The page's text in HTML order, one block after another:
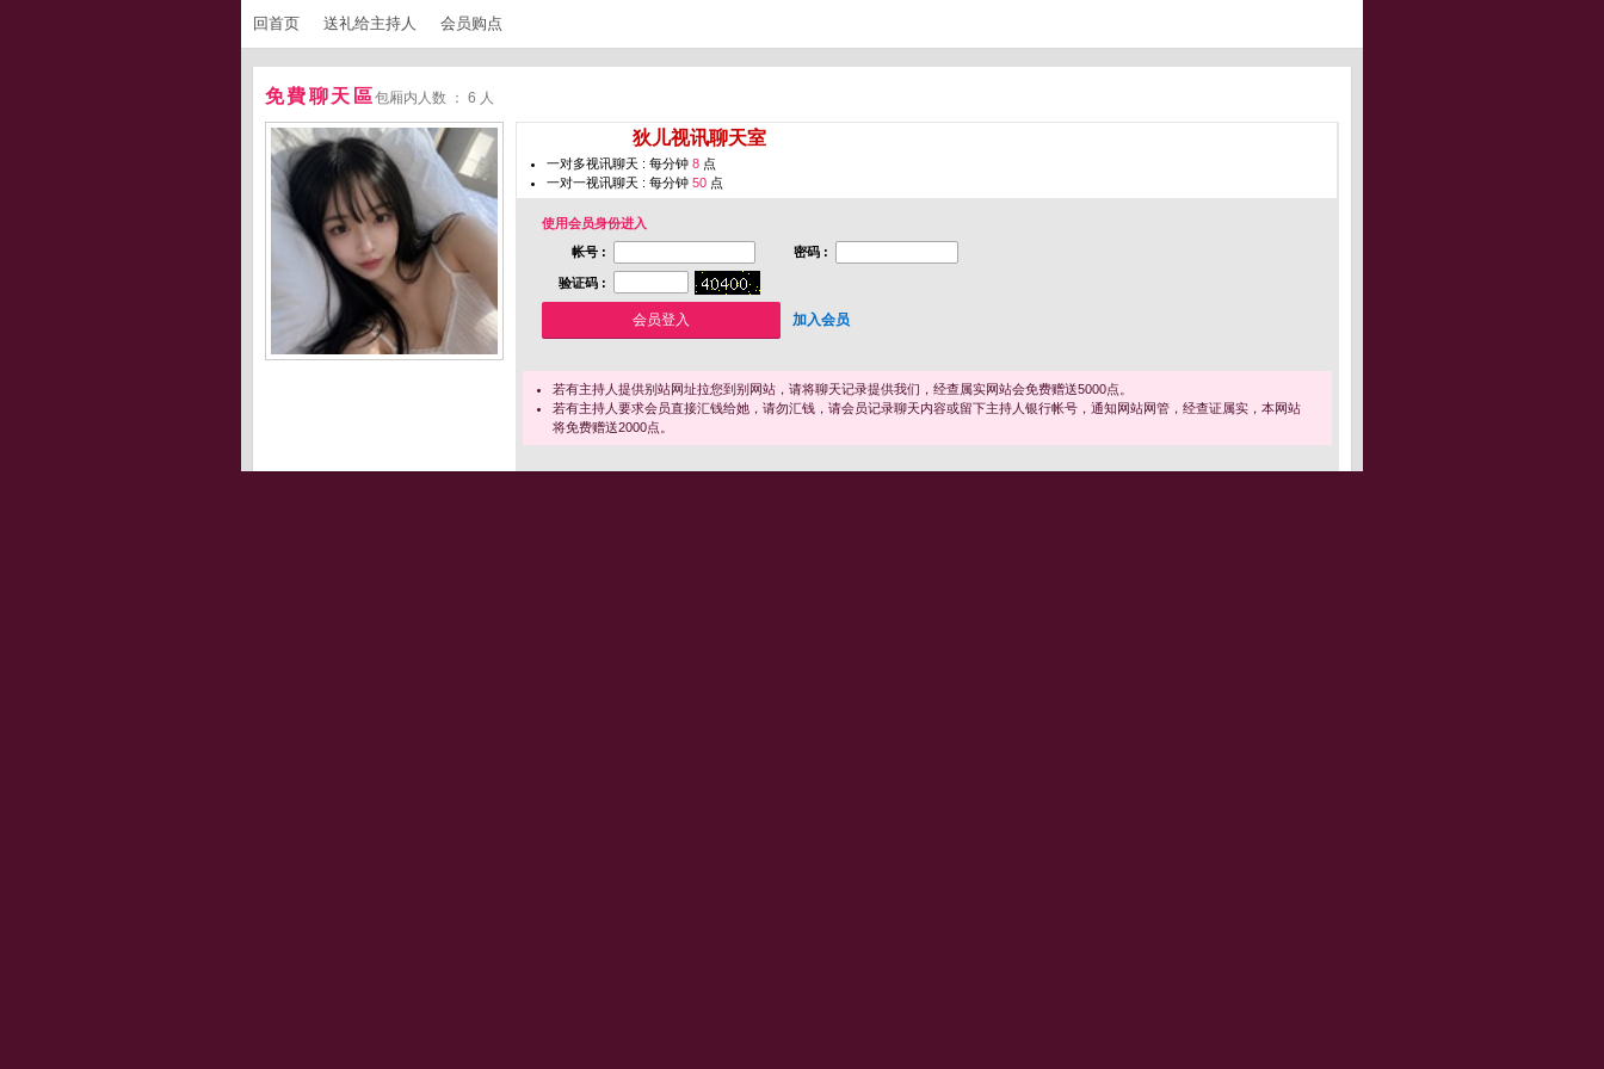
回首页 送礼给主持人 会员购点
免費聊天區包厢内人数 ： 6 人
狄儿视讯聊天室
一对多视讯聊天 : 每分钟 8 点
一对一视讯聊天 : 每分钟 50 点
使用会员身份进入
帐号 :
密码 :
验证码 :
加入会员
若有主持人提供别站网址拉您到别网站，请将聊天记录提供我们，经查属实网站会免费赠送5000点。
若有主持人要求会员直接汇钱给她，请勿汇钱，请会员记录聊天内容或留下主持人银行帐号，通知网站网管，经查证属实，本网站
将免费赠送2000点。